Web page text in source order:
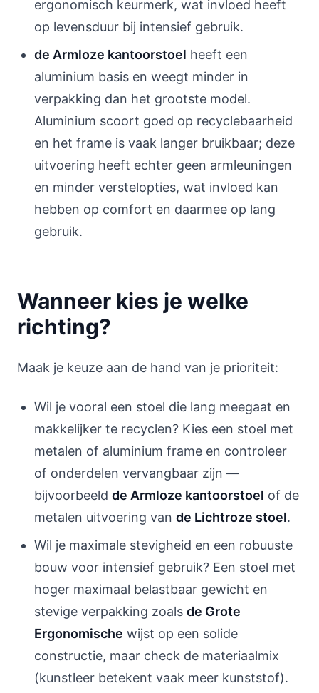
ergonomisch keurmerk, wat invloed heeft
op levensduur bij intensief gebruik.
de Armloze kantoorstoel heeft een
aluminium basis en weegt minder in
verpakking dan het grootste model.
Aluminium scoort goed op recyclebaarheid
en het frame is vaak langer bruikbaar; deze
uitvoering heeft echter geen armleuningen
en minder verstelopties, wat invloed kan
hebben op comfort en daarmee op lang
gebruik.
Wanneer kies je welke
richting?
Maak je keuze aan de hand van je prioriteit:
Wil je vooral een stoel die lang meegaat en
makkelijker te recyclen? Kies een stoel met
metalen of aluminium frame en controleer
of onderdelen vervangbaar zijn —
bijvoorbeeld de Armloze kantoorstoel of de
metalen uitvoering van de Lichtroze stoel.
Wil je maximale stevigheid en een robuuste
bouw voor intensief gebruik? Een stoel met
hoger maximaal belastbaar gewicht en
stevige verpakking zoals de Grote
Ergonomische wijst op een solide
constructie, maar check de materiaalmix
(kunstleer betekent vaak meer kunststof).